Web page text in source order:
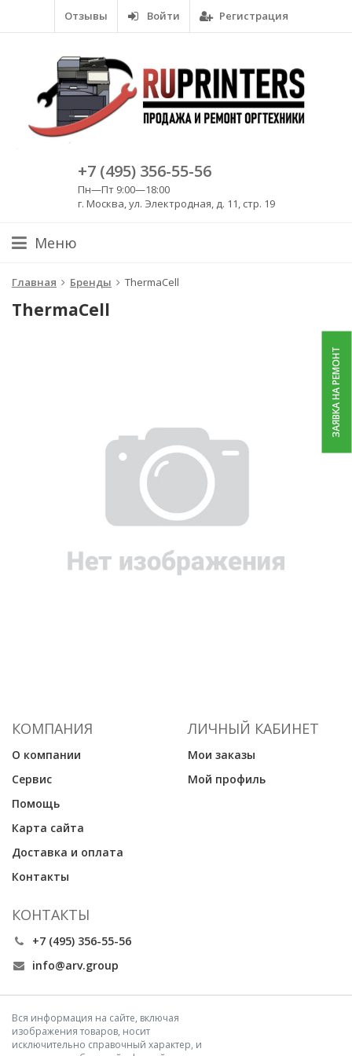
Отзывы Войти Регистрация
+7 (495) 356-55-56
Пн—Пт 9:00—18:00
г. Москва, ул. Электродная, д. 11, стр. 19
Меню
Главная Бренды ThermaCell
ThermaCell
ЗАЯВКА НА РЕМОНТ
КОМПАНИЯ
О компании
Сервис
Помощь
Карта сайта
Доставка и оплата
Контакты
ЛИЧНЫЙ КАБИНЕТ
Мои заказы
Мой профиль
КОНТАКТЫ
+7 (495) 356-55-56
info@arv.group
Вся информация на сайте, включая
изображения товаров, носит
исключительно справочный характер, и